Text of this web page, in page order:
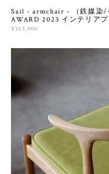
Sail - armchair - （鉄媒染
AWARD 2023 インテリア
¥143,000